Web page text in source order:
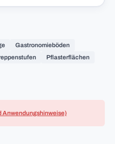
Gastronomieböden
Pflasterflächen
Anwendungshinweise)